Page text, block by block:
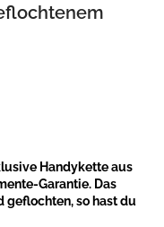
Handykette aus
Garantie. Das
geflochten, so hast du